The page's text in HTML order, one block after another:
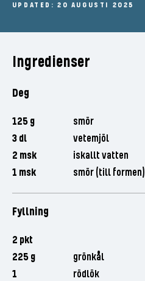
UPDATED: 20 AUGUSTI 2025
Ingredienser
Deg
125 g
smör
3 dl
vetemjöl
2 msk
iskallt vatten
1 msk
smör (till formen)
Fyllning
2 pkt
225 g
grönkål
1
rödlök